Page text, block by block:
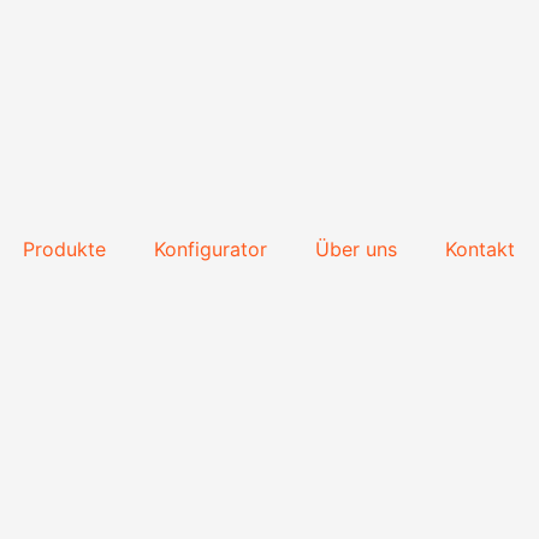
Produkte Konfigurator Über uns Kontakt